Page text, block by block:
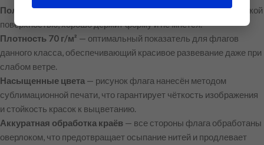
Полиэфирный шелк тафетта— лёгкая, прочная ткань с гладкой
поверхностью, хорошо держит форму и не мнётся.
Плотность 70 г/м² — оптимальный показатель для флагов
данного класса, обеспечивающий красивое развевание даже при
слабом ветре.
Насыщенные цвета — рисунок флага нанесён методом
сублимационной печати, что гарантирует чёткость изображения
и стойкость красок к выцветанию.
Аккуратная обработка краёв — все стороны флага обработаны
оверлоком, что предотвращает осыпание нитей и продлевает